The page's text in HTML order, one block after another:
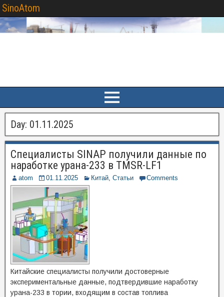
SinoAtom
Day: 01.11.2025
Специалисты SINAP получили данные по
наработке урана-233 в TMSR-LF1
atom 01.11.2025 Китай, Статьи Comments
Китайские специалисты получили достоверные
экспериментальные данные, подтвердившие наработку
урана-233 в тории, входящим в состав топлива